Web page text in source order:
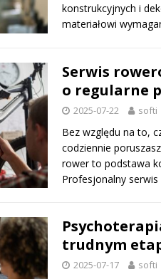
konstrukcyjnych i
materiałowi
Serwis
o regularne
2025-07-22 softi
Bez względu na to,
codziennie
rower to podstawa
Profesjonalny serwis
trudnym
2025-07-17 softi